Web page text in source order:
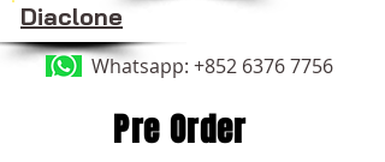
Diaclone
Whatsapp: +852 6376 7756
Pre Order